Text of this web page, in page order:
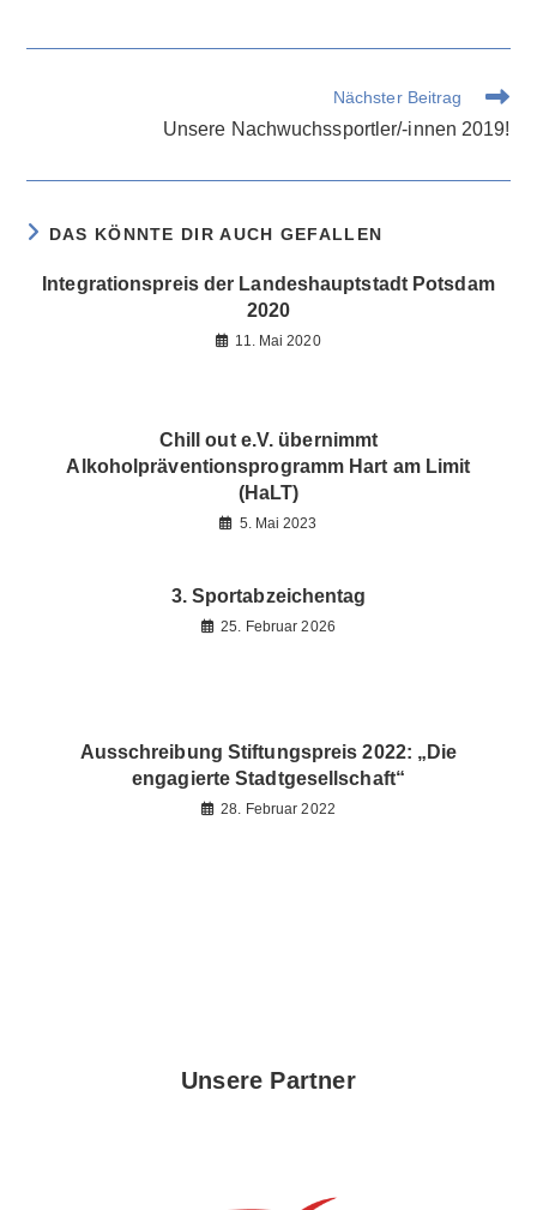
Nächster Beitrag
Unsere Nachwuchssportler/-innen 2019!
DAS KÖNNTE DIR AUCH GEFALLEN
Integrationspreis der Landeshauptstadt Potsdam
2020
11. Mai 2020
Chill out e.V. übernimmt
Alkoholpräventionsprogramm Hart am Limit
(HaLT)
5. Mai 2023
3. Sportabzeichentag
25. Februar 2026
Ausschreibung Stiftungspreis 2022: „Die
engagierte Stadtgesellschaft“
28. Februar 2022
Unsere Partner